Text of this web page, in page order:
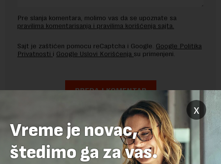
Pre slanja komentara, molimo vas da se upoznate sa
pravilima komentarisanja i pravilima korišćenja sajta.
Sajt je zaštićen pomocu reCaptcha i Google. Google Politika
Privatnosti i Google Uslovi Korišćenja su primenjeni.
x
Vreme je novac,
štedimo ga za vas.